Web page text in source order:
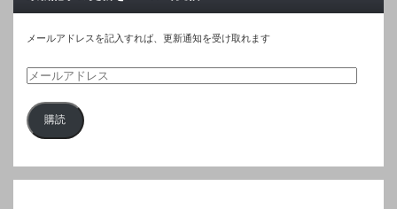
メールアドレスを記入すれば、更新通知を受け取れます
メ
ル
ド
購読